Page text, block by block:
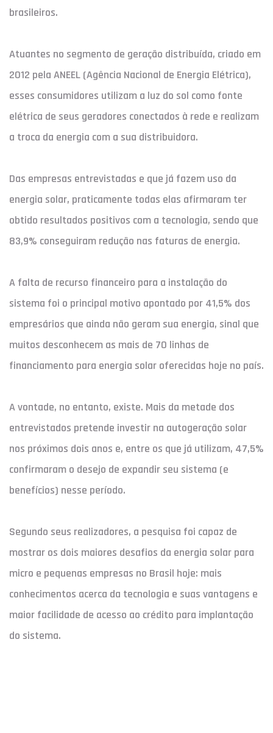
brasileiros.
Atuantes no segmento de geração distribuída, criado em
2012 pela ANEEL (Agência Nacional de Energia Elétrica),
esses consumidores utilizam a luz do sol como fonte
elétrica de seus geradores conectados à rede e realizam
a troca da energia com a sua distribuidora.
Das empresas entrevistadas e que já fazem uso da
energia solar, praticamente todas elas afirmaram ter
obtido resultados positivos com a tecnologia, sendo que
83,9% conseguiram redução nas faturas de energia.
A falta de recurso financeiro para a instalação do
sistema foi o principal motivo apontado por 41,5% dos
empresários que ainda não geram sua energia, sinal que
muitos desconhecem as mais de 70 linhas de
financiamento para energia solar oferecidas hoje no país.
A vontade, no entanto, existe. Mais da metade dos
entrevistados pretende investir na autogeração solar
nos próximos dois anos e, entre os que já utilizam, 47,5%
confirmaram o desejo de expandir seu sistema (e
benefícios) nesse período.
Segundo seus realizadores, a pesquisa foi capaz de
mostrar os dois maiores desafios da energia solar para
micro e pequenas empresas no Brasil hoje: mais
conhecimentos acerca da tecnologia e suas vantagens e
maior facilidade de acesso ao crédito para implantação
do sistema.